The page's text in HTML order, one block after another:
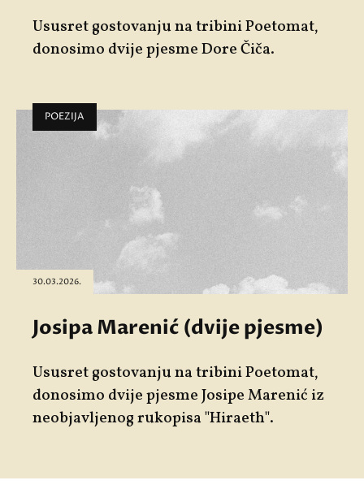
Ususret gostovanju na tribini Poetomat,
donosimo dvije pjesme Dore Čiča.
POEZIJA
30.03.2026.
Josipa Marenić (dvije pjesme)
Ususret gostovanju na tribiniPoetomat,
donosimo dvije pjesmeJosipe Marenić iz
neobjavljenog rukopisa "Hiraeth".